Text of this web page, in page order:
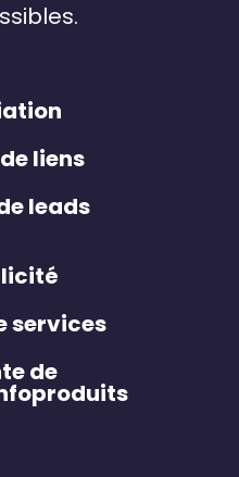
liens
leads
services
de